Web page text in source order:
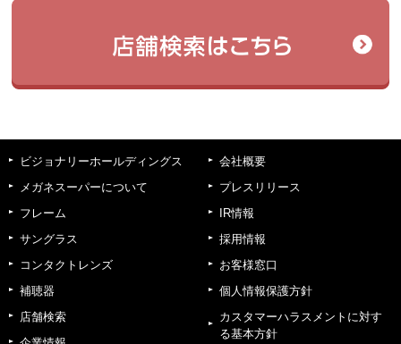
ビジョナリーホールディングス
メガネスーパーについて
フレーム
サングラス
コンタクトレンズ
補聴器
店舗検索
会社概要
プレスリリース
IR情報
採用情報
お客様窓口
個人情報保護方針
カスタマーハラスメントに対す
る基本方針